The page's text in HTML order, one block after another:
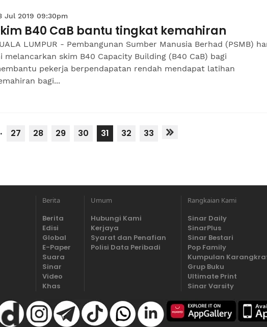
Jul 2019 09:30pm
B40 CaB bantu tingkat kemahiran
LUMPUR - Pembangunan Sumber Manusia Berhad (PSMB)
melancarkan skim B40 Capacity Building (B40 CaB) bagi
pekerja berpendapatan rendah mendapat latihan
bagi...
27 28 29 30 31 32 33
Berita
Berita
Edisi
Global
E-Paper
Suara
Sinar
Video
Khas
Umum
Hubungi Kami
Kerjaya
Syarat dan Penafian
Polisi Data Peribadi
Rangkaian Kami
Sinar Daily
SinarPlus
Sinar Bestari
Pop Family
Kumpulan
Grup Buku
Ultimate Print
Sinar Varsity